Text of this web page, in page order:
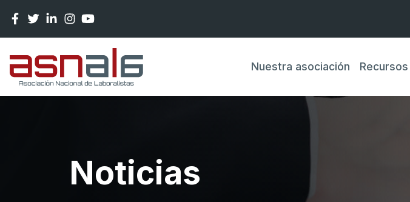
Nuestra asociación Recursos
Noticias